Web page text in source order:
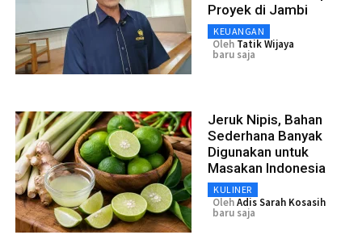
Proyek di Jambi
KEUANGAN
Oleh Tatik Wijaya
baru saja
Jeruk Nipis, Bahan
Sederhana Banyak
Digunakan untuk
Masakan Indonesia
KULINER
OlehAdis Sarah Kosasih
baru saja